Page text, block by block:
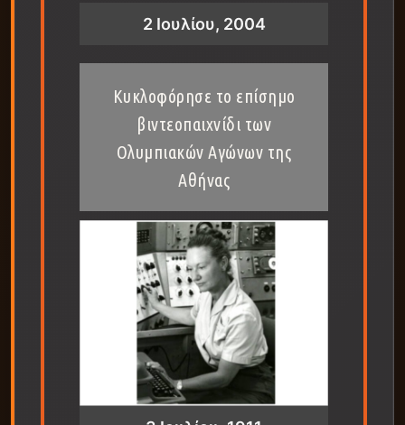
2 Ιουλίου, 2004
Κυκλοφόρησε το επίσημο
βιντεοπαιχνίδι των
Ολυμπιακών Αγώνων της
Αθήνας